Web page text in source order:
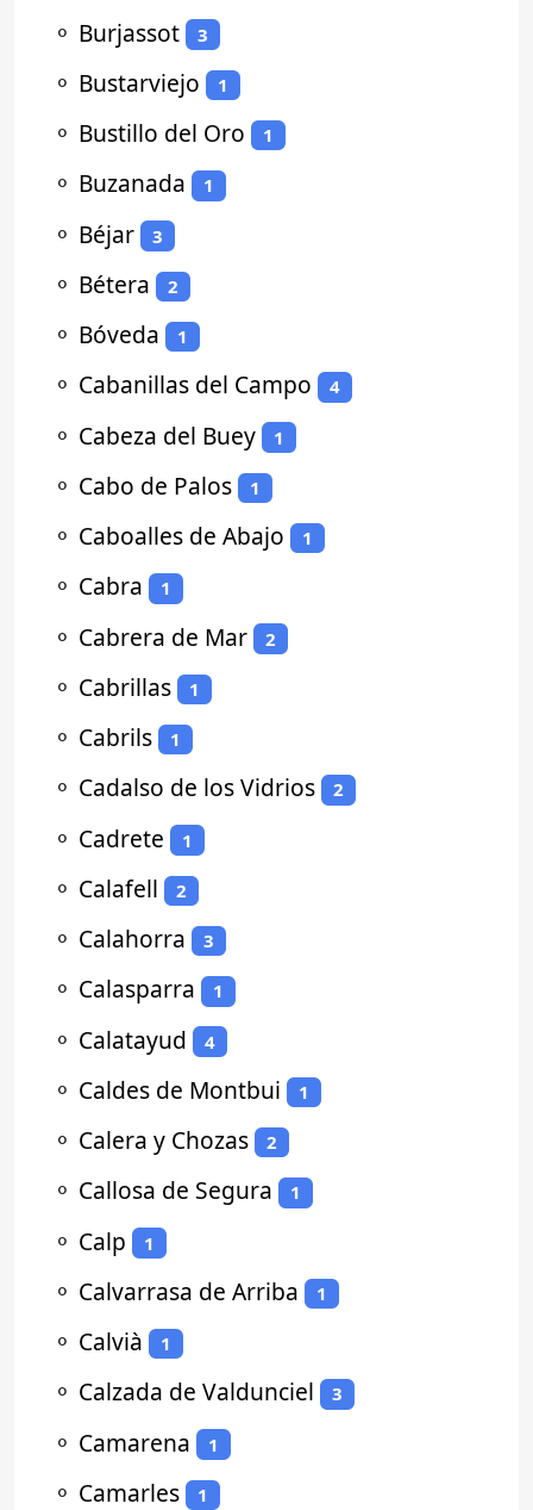
⚬ Burjassot 3
⚬ Bustarviejo 1
⚬ Bustillo del Oro 1
⚬ Buzanada 1
⚬ Béjar 3
⚬ Bétera 2
⚬ Bóveda 1
⚬ Cabanillas del Campo 4
⚬ Cabeza del Buey 1
⚬ Cabo de Palos 1
⚬ Caboalles de Abajo 1
⚬ Cabra 1
⚬ Cabrera de Mar 2
⚬ Cabrillas 1
⚬ Cabrils 1
⚬ Cadalso de los Vidrios 2
⚬ Cadrete 1
⚬ Calafell 2
⚬ Calahorra 3
⚬ Calasparra 1
⚬ Calatayud 4
⚬ Caldes de Montbui 1
⚬ Calera y Chozas 2
⚬ Callosa de Segura 1
⚬ Calp 1
⚬ Calvarrasa de Arriba 1
⚬ Calvià 1
⚬ Calzada de Valdunciel 3
⚬ Camarena 1
⚬ Camarles 1